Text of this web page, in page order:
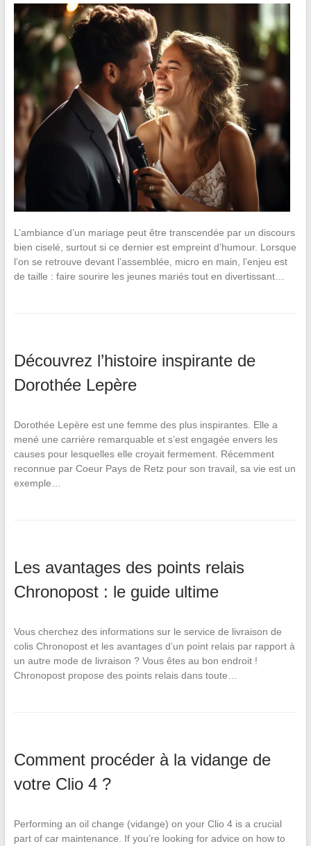
L’ambiance d’un mariage peut être transcendée par un discours
bien ciselé, surtout si ce dernier est empreint d’humour. Lorsque
l’on se retrouve devant l’assemblée, micro en main, l’enjeu est
de taille : faire sourire les jeunes mariés tout en divertissant…
Découvrez l’histoire inspirante de
Dorothée Lepère
Dorothée Lepère est une femme des plus inspirantes. Elle a
mené une carrière remarquable et s’est engagée envers les
causes pour lesquelles elle croyait fermement. Récemment
reconnue par Coeur Pays de Retz pour son travail, sa vie est un
exemple…
Les avantages des points relais
Chronopost : le guide ultime
Vous cherchez des informations sur le service de livraison de
colis Chronopost et les avantages d’un point relais par rapport à
un autre mode de livraison ? Vous êtes au bon endroit !
Chronopost propose des points relais dans toute…
Comment procéder à la vidange de
votre Clio 4 ?
Performing an oil change (vidange) on your Clio 4 is a crucial
part of car maintenance. If you’re looking for advice on how to